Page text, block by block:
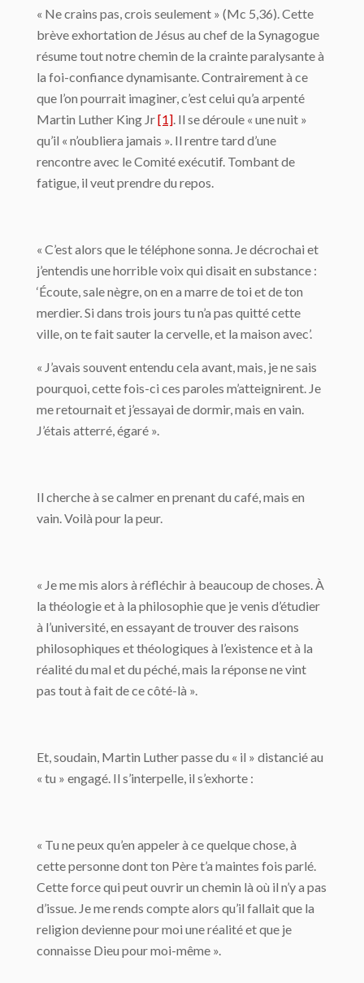
« Ne crains pas, crois seulement » (Mc 5,36). Cette
brève exhortation de Jésus au chef de la Synagogue
résume tout notre chemin de la crainte paralysante à
la foi-confiance dynamisante. Contrairement à ce
que l’on pourrait imaginer, c’est celui qu’a arpenté
Martin Luther King Jr[1] . Il se déroule « une nuit »
qu’il « n’oubliera jamais ». Il rentre tard d’une
rencontre avec le Comité exécutif. Tombant de
fatigue, il veut prendre du repos.
« C’est alors que le téléphone sonna. Je décrochai et
j’entendis une horrible voix qui disait en substance :
‘Écoute, sale nègre, on en a marre de toi et de ton
merdier. Si dans trois jours tu n’a pas quitté cette
ville, on te fait sauter la cervelle, et la maison avec’.
« J’avais souvent entendu cela avant, mais, je ne sais
pourquoi, cette fois-ci ces paroles m’atteignirent. Je
me retournait et j’essayai de dormir, mais en vain.
J’étais atterré, égaré ».
Il cherche à se calmer en prenant du café, mais en
vain. Voilà pour la peur.
« Je me mis alors à réfléchir à beaucoup de choses. À
la théologie et à la philosophie que je venis d’étudier
à l’université, en essayant de trouver des raisons
philosophiques et théologiques à l’existence et à la
réalité du mal et du péché, mais la réponse ne vint
pas tout à fait de ce côté-là ».
Et, soudain, Martin Luther passe du « il » distancié au
« tu » engagé. Il s’interpelle, il s’exhorte :
« Tu ne peux qu’en appeler à ce quelque chose, à
cette personne dont ton Père t’a maintes fois parlé.
Cette force qui peut ouvrir un chemin là où il n’y a pas
d’issue. Je me rends compte alors qu’il fallait que la
religion devienne pour moi une réalité et que je
connaisse Dieu pour moi-même ».